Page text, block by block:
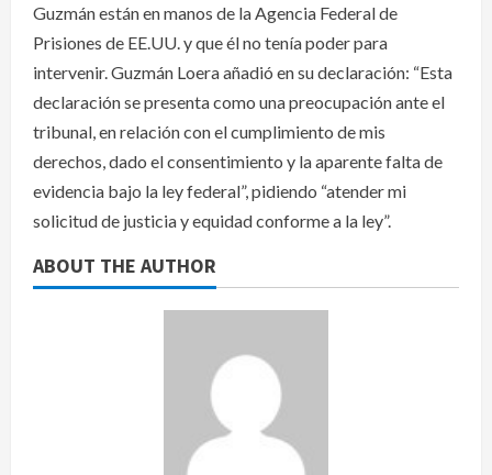
Guzmán están en manos de la Agencia Federal de
Prisiones de EE.UU. y que él no tenía poder para
intervenir. Guzmán Loera añadió en su declaración: “Esta
declaración se presenta como una preocupación ante el
tribunal, en relación con el cumplimiento de mis
derechos, dado el consentimiento y la aparente falta de
evidencia bajo la ley federal”, pidiendo “atender mi
solicitud de justicia y equidad conforme a la ley”.
ABOUT THE AUTHOR